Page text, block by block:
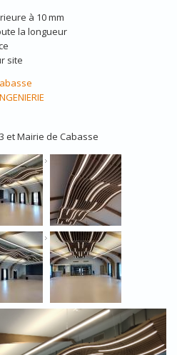
à 10 mm
la longueur
site
et Mairie de Cabasse